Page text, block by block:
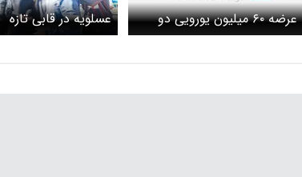
عرضه ۶۰ میلیون یورویی دو
شرکت پتروشیمی
عسلویه در قابی تازه